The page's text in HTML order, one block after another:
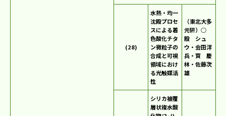
(28)
水熱・均一
沈殿プロセ
スによる着
色酸化チタ
ン微粒子の
合成と可視
領域におけ
る光触媒活
性
（東北大多
元研）○
殷 シュ
ウ・会田洋
兵・賀 慶
林・佐藤次
雄
シリカ被覆
層状複水酸